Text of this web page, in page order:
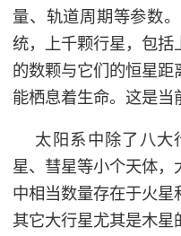
量、轨道周期等参数
统，上千颗行星，包括
的数颗与它们的恒星
能栖息着生命。这是
太阳系中除了八大
星、彗星等小个天体
中相当数量存在于火
其它大行星尤其是木